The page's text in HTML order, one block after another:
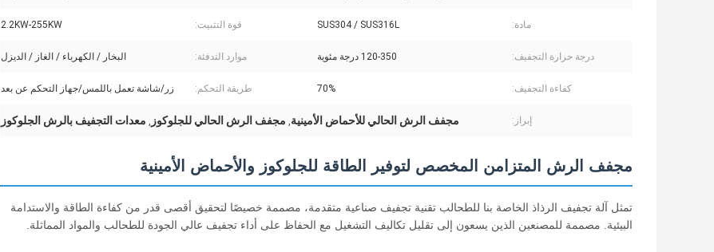
مادة: SUS304 / SUS316L قوة التثبيت: 2.2KW-255KW
درجة حرارة التجفيف: 120-350 درجة مئوية موارد التدفئة: البخار / الكهرباء / الغاز / الديزل
كفاءة التجفيف: 70% طريقة التحكم: زر/شاشة تعمل باللمس/جهاز التحكم عن بعد
إبراز: مجفف الرش الحالي للأحماض الأمينية, مجفف الرش الحالي للجلوكوز , معدات التجفيف بالرش الجلوكوز
مجفف الرش المتزامن المخصص لتوفير الطاقة للجلوكوز والأحماض الأمينية
تمثل آلة تجفيف الرذاذ الخاصة بنا للطحالب تقنية تجفيف صناعية متقدمة، مصممة خصيصًا لتحقيق أقصى قدر من كفاءة الطاقة والاستدامة
البيئية. مصممة للمصنعين الذين يسعون إلى تقليل تكاليف التشغيل مع الحفاظ على أداء تجفيف عالي الجودة للطحالب والمواد المماثلة.